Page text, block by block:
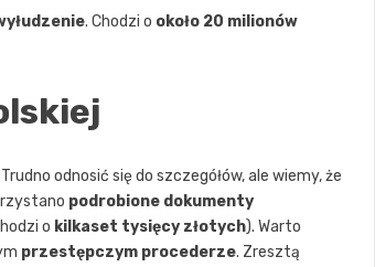
. Chodzi o około 20 milionów
Trudno odnosić się do szczegółów, ale wiemy, że
podrobione dokumenty
o kilkaset tysięcy złotych). Warto
przestępczym procederze. Zresztą